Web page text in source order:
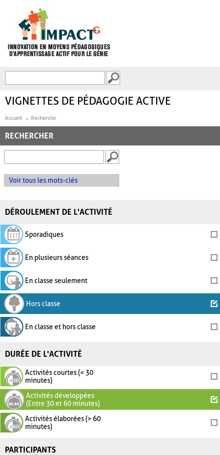
FORMULAIRE DE
VIGNETTES DE PÉDAGOGIE ACTIVE
Accueil Recherche
RECHERCHER
Voir tous les mots-clés
DÉROULEMENT DE L'ACTIVITÉ
Sporadiques
En plusieurs séances
En classe seulement
Hors classe
En classe et hors classe
DURÉE DE L'ACTIVITÉ
Activités courtes (< 30
minutes)
Activités développées
(Entre 30 et 60 minutes)
Activités élaborées (> 60
minutes)
PARTICIPANTS